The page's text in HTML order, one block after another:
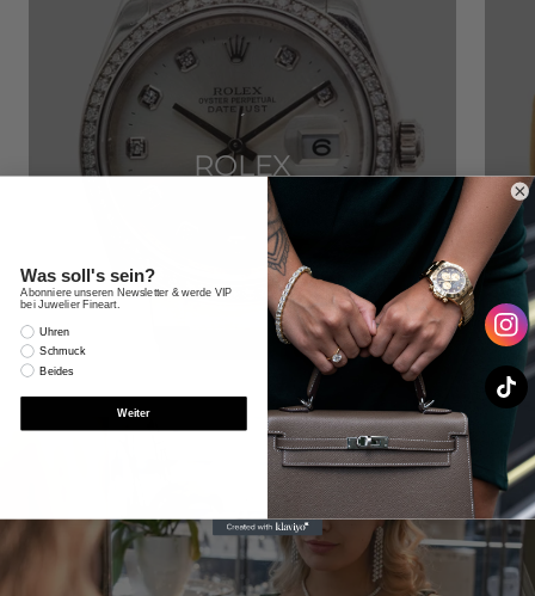
´
ROLEX
Was soll's sein?
Abonniere unseren Newsletter & werde VIP
bei Juwelier Fineart.
Interesse
Uhren
Schmuck
Beides
Weiter